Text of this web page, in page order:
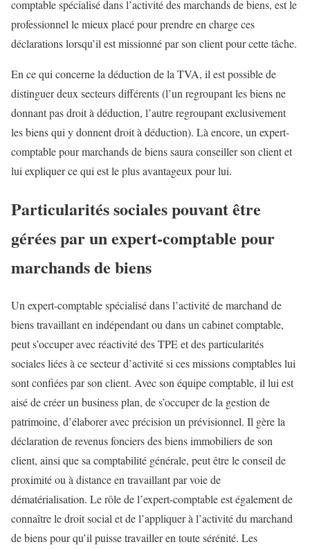
comptable spécialisé dans l’activité des marchands de biens, est le
professionnel le mieux placé pour prendre en charge ces
déclarations lorsqu’il est missionné par son client pour cette tâche.
En ce qui concerne la déduction de la TVA, il est possible de
distinguer deux secteurs différents (l’un regroupant les biens ne
donnant pas droit à déduction, l’autre regroupant exclusivement
les biens qui y donnent droit à déduction). Là encore, un expert-
comptable pour marchands de biens saura conseiller son client et
lui expliquer ce qui est le plus avantageux pour lui.
Particularités sociales pouvant être
gérées par un expert-comptable pour
marchands de biens
Un expert-comptable spécialisé dans l’activité de marchand de
biens travaillant en indépendant ou dans un cabinet comptable,
peut s’occuper avec réactivité des TPE et des particularités
sociales liées à ce secteur d’activité si ces missions comptables lui
sont confiées par son client. Avec son équipe comptable, il lui est
aisé de créer un business plan, de s’occuper de la gestion de
patrimoine, d’élaborer avec précision un prévisionnel. Il gère la
déclaration de revenus fonciers des biens immobiliers de son
client, ainsi que sa comptabilité générale, peut être le conseil de
proximité ou à distance en travaillant par voie de
dématérialisation. Le rôle de l’expert-comptable est également de
connaître le droit social et de l’appliquer à l’activité du marchand
de biens pour qu’il puisse travailler en toute sérénité. Les